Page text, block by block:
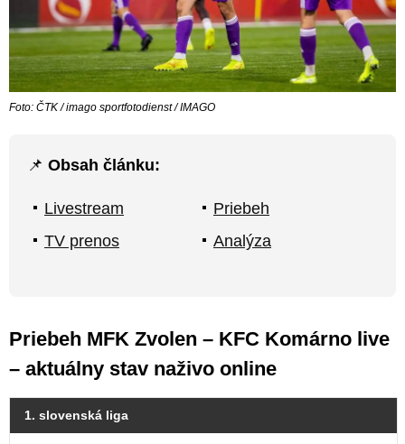
Foto: ČTK / imago sportfotodienst / IMAGO
📌 Obsah článku:
Livestream
Priebeh
TV prenos
Analýza
Priebeh MFK Zvolen – KFC Komárno live
– aktuálny stav naživo online
1. slovenská liga